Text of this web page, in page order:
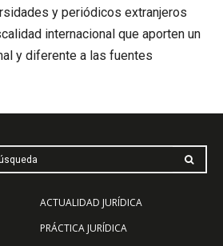
y periódicos extranjeros
internacional que aporten un
y diferente a las fuentes
ACTUALIDAD JURÍDICA
PRÁCTICA JURÍDICA